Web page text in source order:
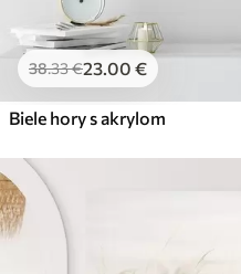
38.33€23.00 €
Biele hory s akrylom